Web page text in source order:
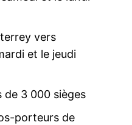
vers
et le jeudi
de 3 000 sièges
porteurs de